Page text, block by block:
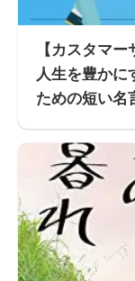
【カスタマ
人生を豊かに
ための短い名